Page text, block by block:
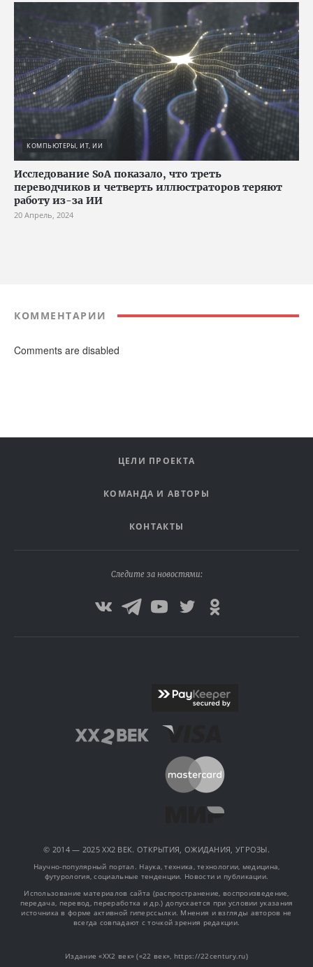
КОМПЬЮТЕРЫ, ИТ, ИИ
Исследование SoA показало, что треть
переводчиков и четверть иллюстраторов теряют
работу из-за ИИ
20 Апрель, 2024
КОММЕНТАРИИ
Comments are disabled
ЦЕЛИ ПРОЕКТА
КОМАНДА И АВТОРЫ
КОНТАКТЫ
Следите за новостями:
© 2014 — 2025 XX2 ВЕК. ОТКРЫТИЯ, ОЖИДАНИЯ, УГРОЗЫ.
Научно-популярный портал. Наука, техника, технологии, медицина,
футурология, социальные тенденции. Новости и публикации.
Использование материалов сайта (распространение, воспроизведение,
передача, перевод, переработка и др.) допускается при условии указания
источника в форме активной гиперссылки. Мнения и взгляды авторов не
всегда совпадают с точкой зрения редакции.
Издание «XX2 век» («22 век», https://22century.ru)